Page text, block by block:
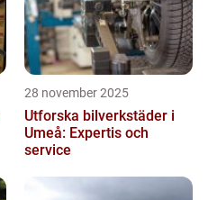
28 november 2025
Utforska bilverkstäder i
Umeå: Expertis och
service